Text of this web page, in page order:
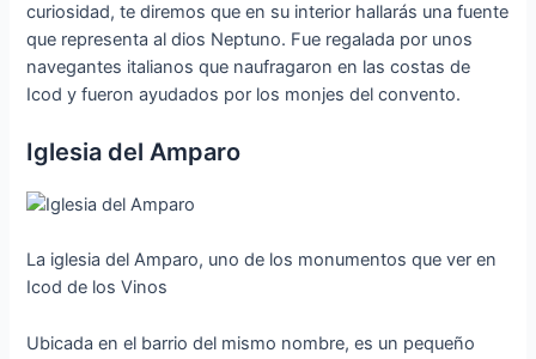
curiosidad, te diremos que en su interior hallarás una fuente
que representa al dios Neptuno. Fue regalada por unos
navegantes italianos que naufragaron en las costas de
Icod y fueron ayudados por los monjes del convento.
Iglesia del Amparo
La iglesia del Amparo, uno de los monumentos que ver en
Icod de los Vinos
Ubicada en el barrio del mismo nombre, es un pequeño